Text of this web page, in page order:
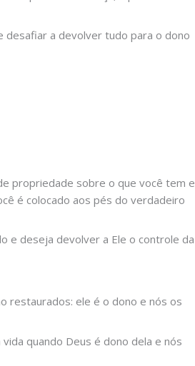
desafiar a devolver tudo para o dono
propriedade sobre o que você tem e
é colocado aos pés do verdadeiro
e deseja devolver a Ele o controle da
restaurados: ele é o dono e nós os
quando Deus é dono dela e nós